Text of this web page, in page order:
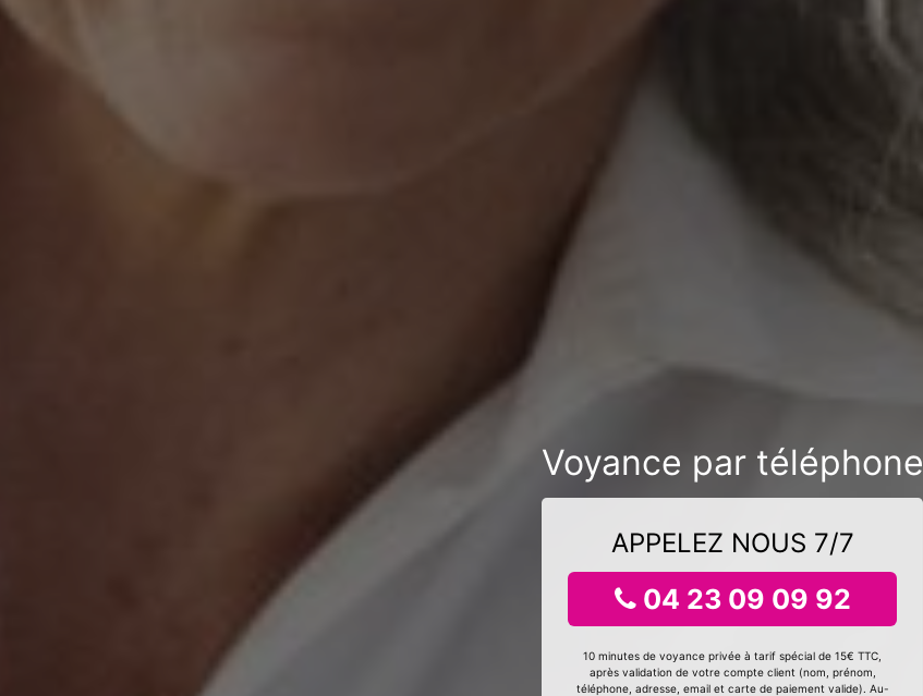
Voyance par téléphone
APPELEZ NOUS 7/7
04 23 09 09 92
10 minutes de voyance privée à tarif spécial de 15€ TTC,
après validation de votre compte client (nom, prénom,
téléphone, adresse, email et carte de paiement valide). Au-